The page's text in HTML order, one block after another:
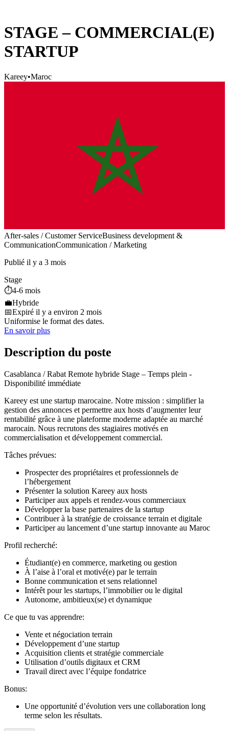
STAGE – COMMERCIAL(E)
STARTUP
Kareey•Maroc
After-sales / Customer ServiceBusiness development &
CommunicationCommunication / Marketing
Publié il y a 3 mois
Stage
⏱️4-6 mois
💼Hybride
📅Expiré il y a environ 2 mois
Uniformise le format des dates.
En savoir plus
Description du poste
Casablanca / Rabat Remote hybride Stage – Temps plein -
Disponibilité immédiate
Kareey est une startup marocaine. Notre mission : simplifier la
gestion des annonces et permettre aux hosts d’augmenter leur
rentabilité grâce à une plateforme moderne adaptée au marché
marocain. Nous recrutons des stagiaires motivés en
commercialisation et développement commercial.
Tâches prévues:
Prospecter des propriétaires et professionnels de
l’hébergement
Présenter la solution Kareey aux hosts
Participer aux appels et rendez-vous commerciaux
Développer la base partenaires de la startup
Contribuer à la stratégie de croissance terrain et digitale
Participer au lancement d’une startup innovante au Maroc
Profil recherché:
Étudiant(e) en commerce, marketing ou gestion
À l’aise à l’oral et motivé(e) par le terrain
Bonne communication et sens relationnel
Intérêt pour les startups, l’immobilier ou le digital
Autonome, ambitieux(se) et dynamique
Ce que tu vas apprendre:
Vente et négociation terrain
Développement d’une startup
Acquisition clients et stratégie commerciale
Utilisation d’outils digitaux et CRM
Travail direct avec l’équipe fondatrice
Bonus:
Une opportunité d’évolution vers une collaboration long
terme selon les résultats.